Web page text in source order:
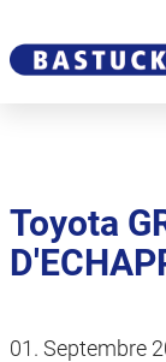
Toyota
01. Septembre